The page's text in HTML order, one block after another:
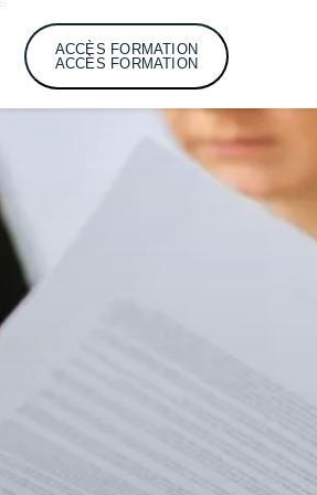
ACCÈS FORMATION
ACCÈS FORMATION